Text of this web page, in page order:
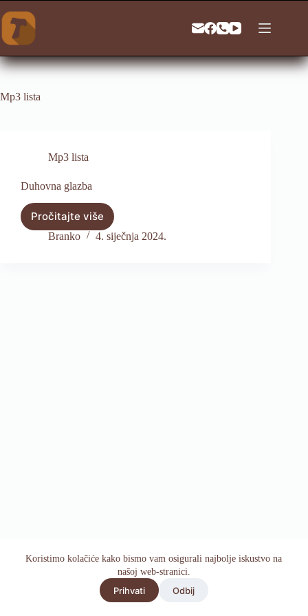
na
sadržaj
Koristimo kolačiće kako bismo vam osigurali najbolje iskustvo na
našoj web-stranici.
Prihvati Odbij
Mp3 lista
Mp3 lista
Duhovna glazba
Pročitajte više
Duhovna
glazba
Branko 4. siječnja 2024.
Izdaje i odgovara: Župni ured Sv. Antuna Padovanskog -